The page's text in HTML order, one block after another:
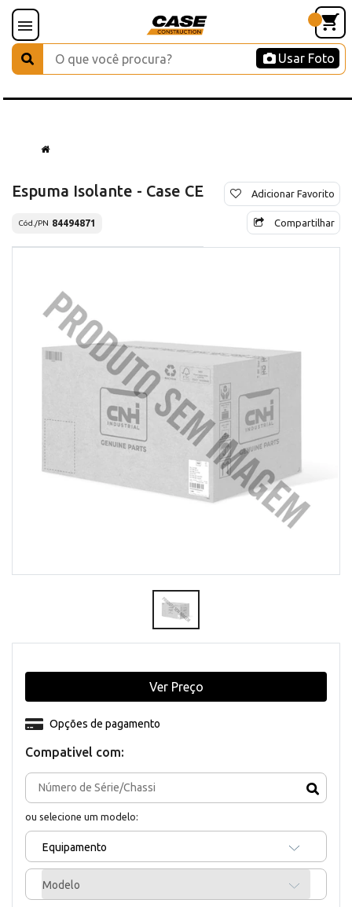
Usar Foto
Espuma Isolante - Case CE
Cód./PN 84494871
Adicionar Favorito
Compartilhar
Compativel com:
ou selecione um modelo:
Equipamento
Modelo
Opções de pagamento
Ver Preço